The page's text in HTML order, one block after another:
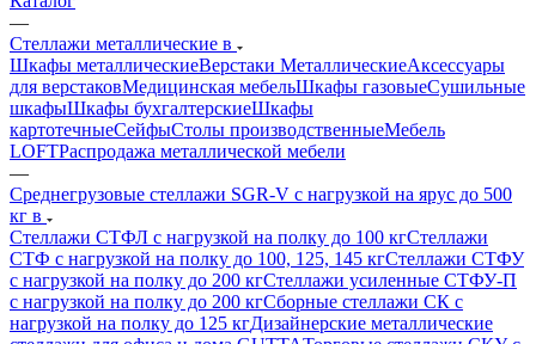
—
Стеллажи металлические в
Шкафы металлическиеВерстаки МеталлическиеАксессуары
для верстаковМедицинская мебельШкафы газовыеСушильные
шкафыШкафы бухгалтерскиеШкафы
картотечныеСейфыСтолы производственныеМебель
LOFTРаспродажа металлической мебели
—
Среднегрузовые стеллажи SGR-V с нагрузкой на ярус до 500
кг в
Стеллажи СТФЛ с нагрузкой на полку до 100 кгСтеллажи
СТФ с нагрузкой на полку до 100, 125, 145 кгСтеллажи СТФУ
с нагрузкой на полку до 200 кгСтеллажи усиленные СТФУ-П
с нагрузкой на полку до 200 кгСборные стеллажи СК с
нагрузкой на полку до 125 кгДизайнерские металлические